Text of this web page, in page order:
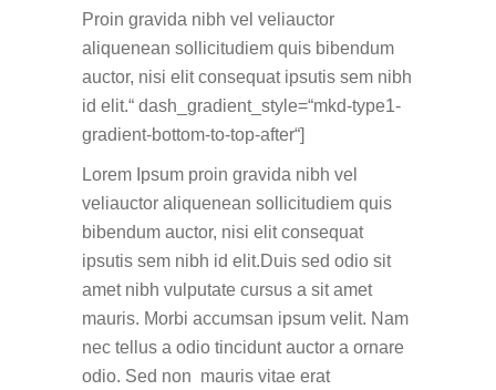
Proin gravida nibh vel veliauctor
aliquenean sollicitudiem quis bibendum
auctor, nisi elit consequat ipsutis sem nibh
id elit.“ dash_gradient_style=“mkd-type1-
gradient-bottom-to-top-after“]
Lorem Ipsum proin gravida nibh vel
veliauctor aliquenean sollicitudiem quis
bibendum auctor, nisi elit consequat
ipsutis sem nibh id elit.Duis sed odio sit
amet nibh vulputate cursus a sit amet
mauris. Morbi accumsan ipsum velit. Nam
nec tellus a odio tincidunt auctor a ornare
odio. Sed non mauris vitae erat